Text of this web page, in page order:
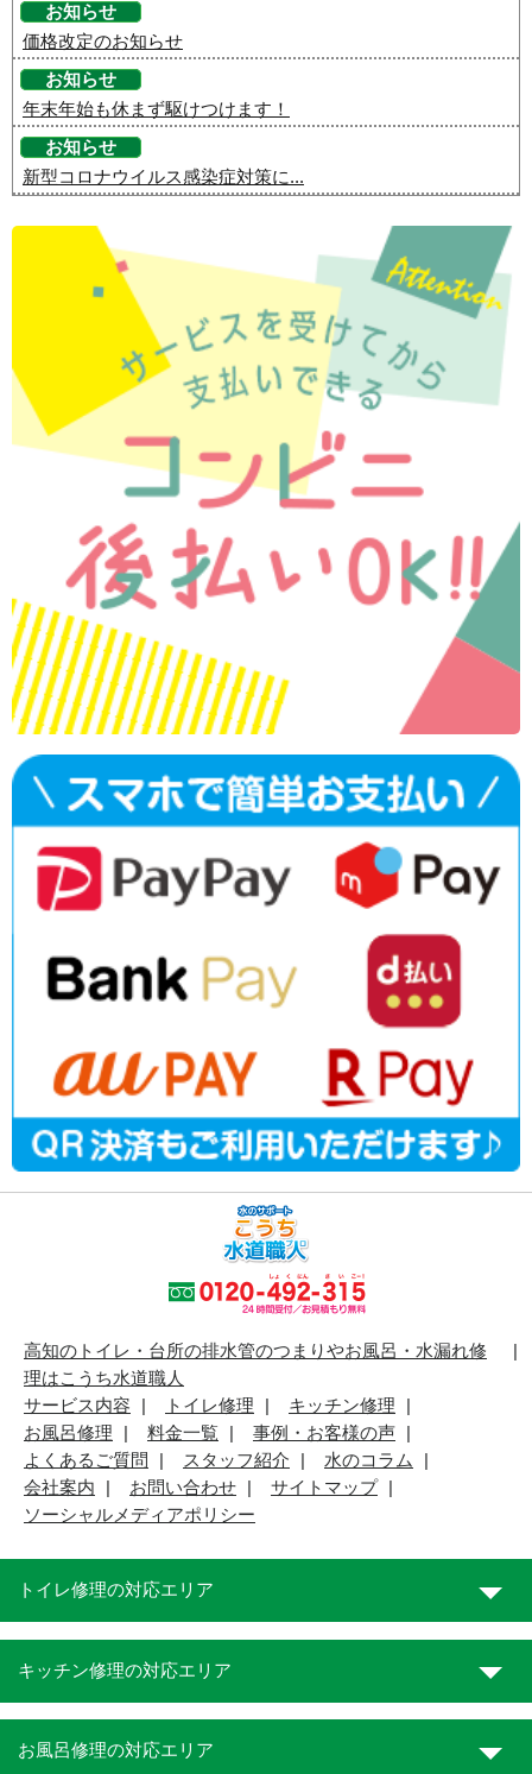
お知らせ
価格改定のお知らせ
お知らせ
年末年始も休まず駆けつけます！
お知らせ
新型コロナウイルス感染症対策に...
高知のトイレ・台所の排水管のつまりやお風呂・水漏れ修
理はこうち水道職人
サービス内容
トイレ修理
キッチン修理
お風呂修理
料金一覧
事例・お客様の声
よくあるご質問
スタッフ紹介
水のコラム
会社案内
お問い合わせ
サイトマップ
ソーシャルメディアポリシー
トイレ修理の対応エリア
キッチン修理の対応エリア
お風呂修理の対応エリア